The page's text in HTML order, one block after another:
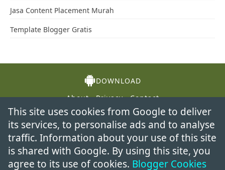
Pengertian Status STR, AGI, VIT, INT, DEX, & LUK di Ragnarok
Labyrinth NFT
Transisi Energi di Sektor Industri: Peran HIJAU dalam
2 Cara Mengatasi Folder Access Denied Pada Windows
4 Cara Mudah Menonaktifkan IDM di PC
dan Area Lembap
Ferbos untuk Hotel: Kenyamanan Tamu dan Efisiensi
Operasional
23 Teknik SEO Terbaru 2026 (UPDATE!): Panduan Lengkap
untuk Meningkatkan Peringkat Website Anda
This site uses cookies from Google to deliver
its services, to personalise ads and to analyse
traffic. Information about your use of this site
is shared with Google. By using this site, you
agree to its use of cookies. Blogger Cookies